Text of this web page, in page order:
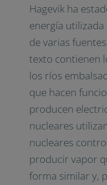
Hagevik ha
energía
de varias
texto contienen
los ríos
que hacen
producen
nucleares
nucleares
producir vapor
forma similar y,